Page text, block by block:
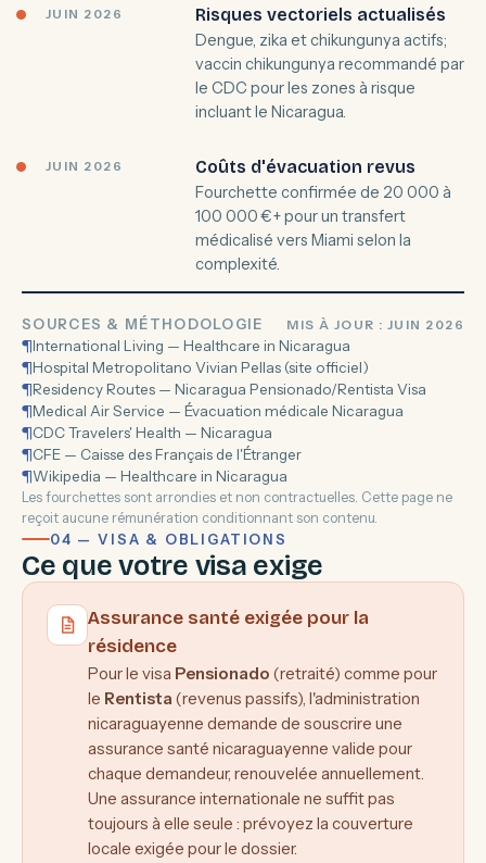
JUIN 2026 Risques vectoriels actualisés
Dengue, zika et chikungunya actifs;
vaccin chikungunya recommandé par
le CDC pour les zones à risque
incluant le Nicaragua.
JUIN 2026 Coûts d'évacuation revus
Fourchette confirmée de 20 000 à
100 000 €+ pour un transfert
médicalisé vers Miami selon la
complexité.
SOURCES & MÉTHODOLOGIE MIS À JOUR : JUIN 2026
¶International Living — Healthcare in Nicaragua
¶Hospital Metropolitano Vivian Pellas (site officiel)
¶Residency Routes — Nicaragua Pensionado/Rentista Visa
¶Medical Air Service — Évacuation médicale Nicaragua
¶CDC Travelers' Health — Nicaragua
¶CFE — Caisse des Français de l'Étranger
¶Wikipedia — Healthcare in Nicaragua
Les fourchettes sont arrondies et non contractuelles. Cette page ne
reçoit aucune rémunération conditionnant son contenu.
04 — VISA & OBLIGATIONS
Ce que votre visa exige
Assurance santé exigée pour la
résidence
Pour le visa Pensionado (retraité) comme pour
le Rentista (revenus passifs), l'administration
nicaraguayenne demande de souscrire une
assurance santé nicaraguayenne valide pour
chaque demandeur, renouvelée annuellement.
Une assurance internationale ne suffit pas
toujours à elle seule : prévoyez la couverture
locale exigée pour le dossier.